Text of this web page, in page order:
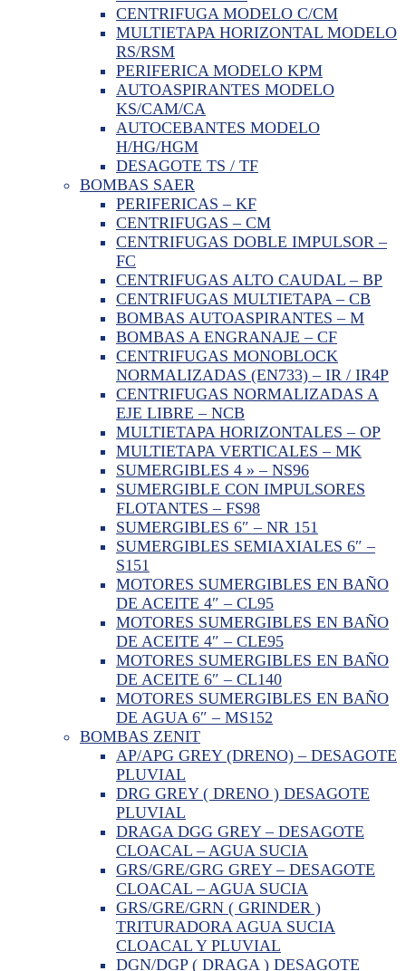
CENTRIFUGA MODELO C/CM
MULTIETAPA HORIZONTAL MODELO
RS/RSM
PERIFERICA MODELO KPM
AUTOASPIRANTES MODELO
KS/CAM/CA
AUTOCEBANTES MODELO
H/HG/HGM
DESAGOTE TS / TF
BOMBAS SAER
PERIFERICAS – KF
CENTRIFUGAS – CM
CENTRIFUGAS DOBLE IMPULSOR –
FC
CENTRIFUGAS ALTO CAUDAL – BP
CENTRIFUGAS MULTIETAPA – CB
BOMBAS AUTOASPIRANTES – M
BOMBAS A ENGRANAJE – CF
CENTRIFUGAS MONOBLOCK
NORMALIZADAS (EN733) – IR / IR4P
CENTRIFUGAS NORMALIZADAS A
EJE LIBRE – NCB
MULTIETAPA HORIZONTALES – OP
MULTIETAPA VERTICALES – MK
SUMERGIBLES 4 » – NS96
SUMERGIBLE CON IMPULSORES
FLOTANTES – FS98
SUMERGIBLES 6″ – NR 151
SUMERGIBLES SEMIAXIALES 6″ –
S151
MOTORES SUMERGIBLES EN BAÑO
DE ACEITE 4″ – CL95
MOTORES SUMERGIBLES EN BAÑO
DE ACEITE 4″ – CLE95
MOTORES SUMERGIBLES EN BAÑO
DE ACEITE 6″ – CL140
MOTORES SUMERGIBLES EN BAÑO
DE AGUA 6″ – MS152
BOMBAS ZENIT
AP/APG GREY (DRENO) – DESAGOTE
PLUVIAL
DRG GREY ( DRENO ) DESAGOTE
PLUVIAL
DRAGA DGG GREY – DESAGOTE
CLOACAL – AGUA SUCIA
GRS/GRE/GRG GREY – DESAGOTE
CLOACAL – AGUA SUCIA
GRS/GRE/GRN ( GRINDER )
TRITURADORA AGUA SUCIA
CLOACAL Y PLUVIAL
DGN/DGP ( DRAGA ) DESAGOTE